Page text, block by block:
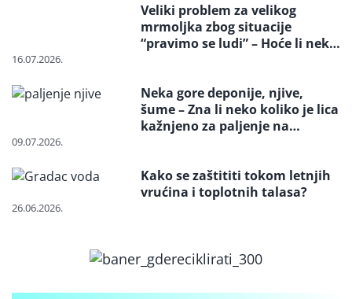
Veliki problem za velikog
mrmoljka zbog situacije
“pravimo se ludi” – Hoće li neko
16.07.2026.
Neka gore deponije, njive,
šume – Zna li neko koliko je lica
kažnjeno za paljenje na
09.07.2026.
Kako se zaštititi tokom letnjih
vrućina i toplotnih talasa?
26.06.2026.